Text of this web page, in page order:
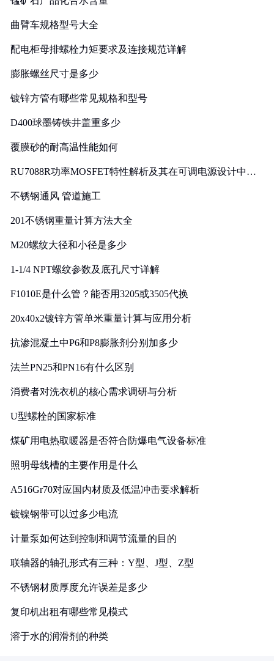
曲臂车规格型号大全
配电柜母排螺栓力矩要求及连接规范详解
膨胀螺丝尺寸是多少
镀锌方管有哪些常见规格和型号
D400球墨铸铁井盖重多少
覆膜砂的耐高温性能如何
RU7088R功率MOSFET特性解析及其在可调电源设计中的
不锈钢通风 管道施工
201不锈钢重量计算方法大全
M20螺纹大径和小径是多少
1-1/4 NPT螺纹参数及底孔尺寸详解
F1010E是什么管？能否用3205或3505代换
20x40x2镀锌方管单米重量计算与应用分析
抗渗混凝土中P6和P8膨胀剂分别加多少
法兰PN25和PN16有什么区别
消费者对洗衣机的核心需求调研与分析
U型螺栓的国家标准
煤矿用电热取暖器是否符合防爆电气设备标准
照明母线槽的主要作用是什么
A516Gr70对应国内材质及低温冲击要求解析
镀镍钢带可以过多少电流
计量泵如何达到控制和调节流量的目的
联轴器的轴孔形式有三种：Y型、J型、Z型
不锈钢材质厚度允许误差是多少
复印机出租有哪些常见模式
溶于水的润滑剂的种类